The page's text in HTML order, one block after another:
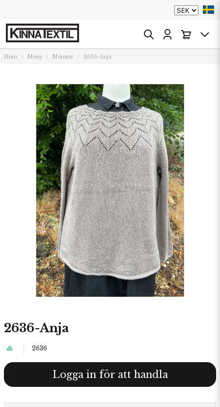
Hem Meny Mönster 2636-Anja
2636-Anja
2636
Logga in för att handla